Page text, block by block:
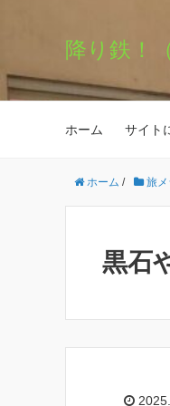
降り鉄！
ホーム サイト
ホーム / 旅メ
黒石